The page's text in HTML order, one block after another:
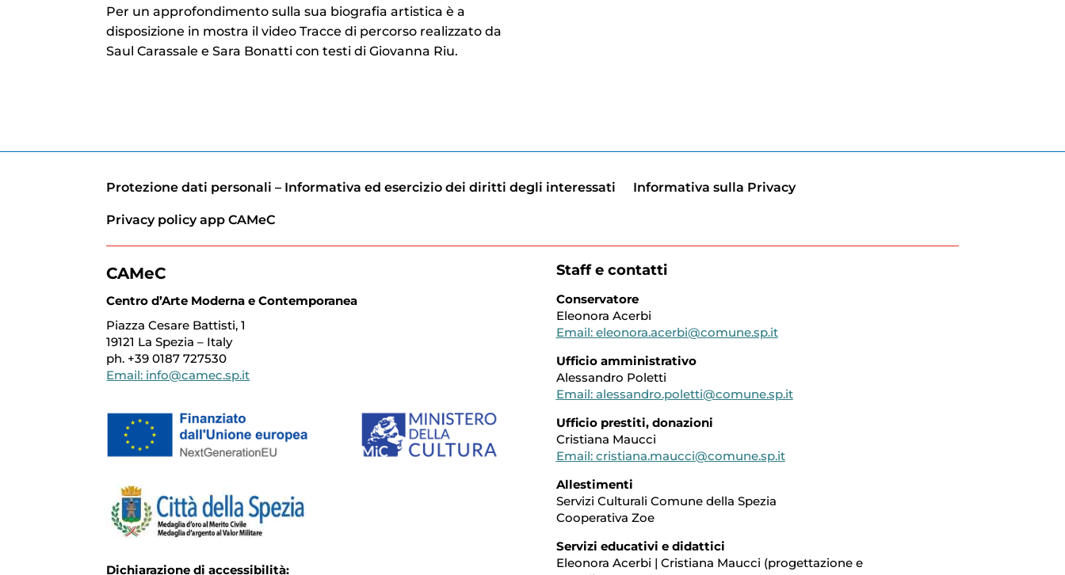
Per un approfondimento sulla sua biografia artistica è a
disposizione in mostra il video Tracce di percorso realizzato da
Saul Carassale e Sara Bonatti con testi di Giovanna Riu.
Protezione dati personali – Informativa ed esercizio dei diritti degli interessati Informativa sulla Privacy
Privacy policy app CAMeC
CAMeC
Centro d’Arte Moderna e Contemporanea
Piazza Cesare Battisti, 1
19121 La Spezia – Italy
ph. +39 0187 727530
Email: info@camec.sp.it
Dichiarazione di accessibilità:
Staff e contatti
Conservatore
Eleonora Acerbi
Email: eleonora.acerbi@comune.sp.it
Ufficio amministrativo
Alessandro Poletti
Email: alessandro.poletti@comune.sp.it
Ufficio prestiti, donazioni
Cristiana Maucci
Email: cristiana.maucci@comune.sp.it
Allestimenti
Servizi Culturali Comune della Spezia
Cooperativa Zoe
Servizi educativi e didattici
Eleonora Acerbi | Cristiana Maucci (progettazione e